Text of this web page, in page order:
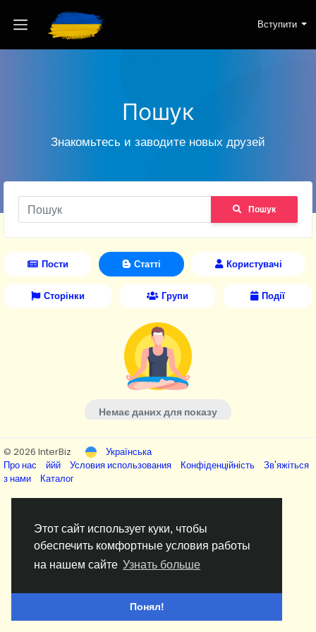
Этот сайт использует куки, чтобы
обеспечить комфортные условия работы
на нашем сайте Узнать больше
Понял!
Вступити
Пошук
Знакомьтесь и заводите новых друзей
Пошук
Пости Статті Користувачі
Сторінки Групи Події
Немає даних для показу
© 2026 InterBiz
Українська
Про нас
ййй Условия использования Конфіденційність
Зв'яжіться
з нами
Каталог